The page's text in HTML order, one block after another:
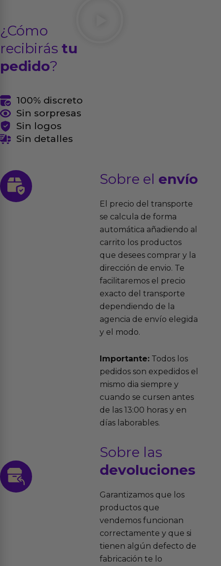
¿Cómo
recibirás tu
pedido?
100% discreto
Sin sorpresas
Sin logos
Sin detalles
Sobre el envío
El precio del transporte
se calcula de forma
automática añadiendo al
carrito los productos
que desees comprar y la
dirección de envio. Te
facilitaremos el precio
exacto del transporte
dependiendo de la
agencia de envío elegida
y el modo.
Importante:Todos los
pedidos son expedidos el
mismo dia siempre y
cuando se cursen antes
de las 13:00 horas y en
días laborables.
Sobre las
devoluciones
Garantizamos que los
productos que
vendemos funcionan
correctamente y que si
tienen algún defecto de
fabricación te lo